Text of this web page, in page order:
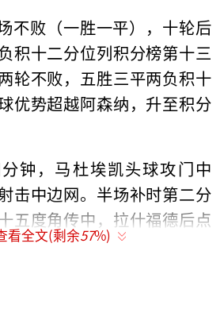
不败（一胜一平），十轮后
积十二分位列积分榜第十三
轮不败，五胜三平两负积十
优势超越阿森纳，升至积分
钟，马杜埃凯头球攻门中
击中边网。半场补时第二分
五度角传中，拉什福德后点
。第六十八分钟，桑切斯扑
看全文(剩余57%)